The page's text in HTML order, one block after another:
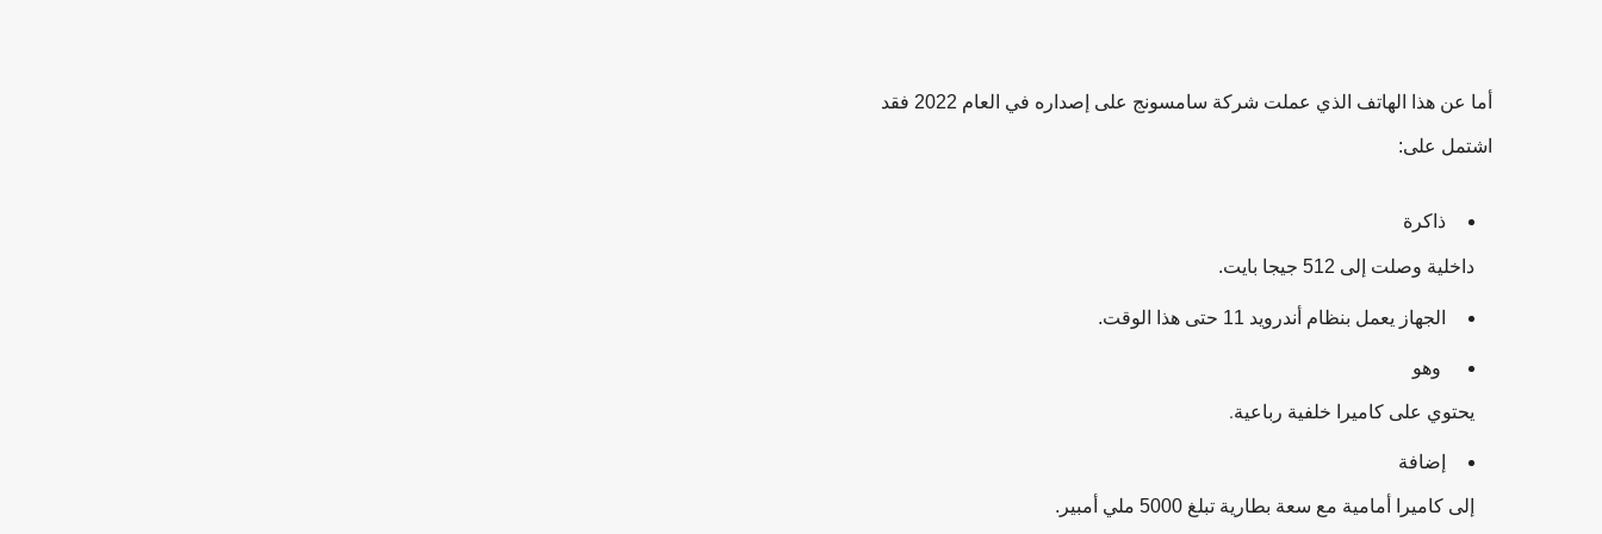
أما عن هذا الهاتف الذي عملت شركة سامسونج على إصداره في العام 2022 فقد
اشتمل على:
ذاكرة
داخلية وصلت إلى 512 جيجا بايت.
الجهاز يعمل بنظام أندرويد 11 حتى هذا الوقت.
وهو
يحتوي على كاميرا خلفية رباعية.
إضافة
إلى كاميرا أمامية مع سعة بطارية تبلغ 5000 ملي أمبير.